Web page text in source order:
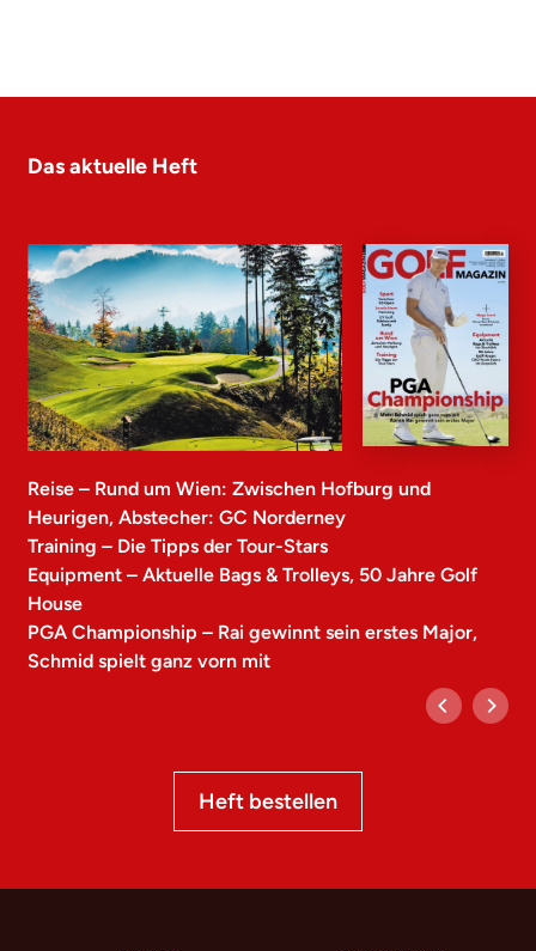
Das aktuelle Heft
Reise – Rund um Wien: Zwischen Hofburg und
Heurigen, Abstecher: GC Norderney
Training – Die Tipps der Tour-Stars
Equipment – Aktuelle Bags & Trolleys, 50 Jahre Golf
House
PGA Championship – Rai gewinnt sein erstes Major,
Schmid spielt ganz vorn mit
Heft bestellen